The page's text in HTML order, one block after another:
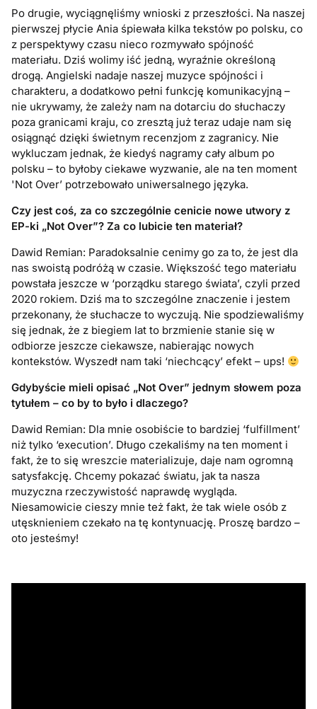
Po drugie, wyciągnęliśmy wnioski z przeszłości. Na naszej
pierwszej płycie Ania śpiewała kilka tekstów po polsku, co
z perspektywy czasu nieco rozmywało spójność
materiału. Dziś wolimy iść jedną, wyraźnie określoną
drogą. Angielski nadaje naszej muzyce spójności i
charakteru, a dodatkowo pełni funkcję komunikacyjną –
nie ukrywamy, że zależy nam na dotarciu do słuchaczy
poza granicami kraju, co zresztą już teraz udaje nam się
osiągnąć dzięki świetnym recenzjom z zagranicy. Nie
wykluczam jednak, że kiedyś nagramy cały album po
polsku – to byłoby ciekawe wyzwanie, ale na ten moment
'Not Over’ potrzebowało uniwersalnego języka.
Czy jest coś, za co szczególnie cenicie nowe utwory z
EP-ki „Not Over”? Za co lubicie ten materiał?
Dawid Remian: Paradoksalnie cenimy go za to, że jest dla
nas swoistą podróżą w czasie. Większość tego materiału
powstała jeszcze w ‘porządku starego świata’, czyli przed
2020 rokiem. Dziś ma to szczególne znaczenie i jestem
przekonany, że słuchacze to wyczują. Nie spodziewaliśmy
się jednak, że z biegiem lat to brzmienie stanie się w
odbiorze jeszcze ciekawsze, nabierając nowych
kontekstów. Wyszedł nam taki ‘niechcący’ efekt – ups!
Gdybyście mieli opisać „Not Over” jednym słowem poza
tytułem – co by to było i dlaczego?
Dawid Remian: Dla mnie osobiście to bardziej ‘fulfillment’
niż tylko ‘execution’. Długo czekaliśmy na ten moment i
fakt, że to się wreszcie materializuje, daje nam ogromną
satysfakcję. Chcemy pokazać światu, jak ta nasza
muzyczna rzeczywistość naprawdę wygląda.
Niesamowicie cieszy mnie też fakt, że tak wiele osób z
utęsknieniem czekało na tę kontynuację. Proszę bardzo –
oto jesteśmy!